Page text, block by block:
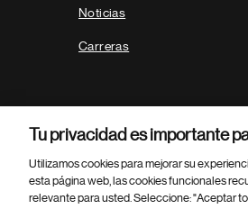
Noticias
Carreras
Parte
© 2026 Novartis AG
Tu privacidad es importante
Utilizamos cookies para mejorar su
esta página web, las cookies funcionales
relevante para usted. Seleccione: "Aceptar